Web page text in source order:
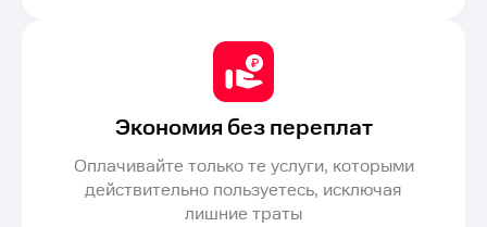
Экономия без переплат
Оплачивайте только те услуги, которыми
действительно пользуетесь, исключая
лишние траты